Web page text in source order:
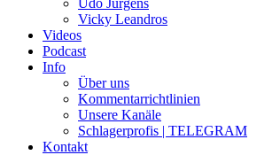
Udo Jürgens
Vicky Leandros
Videos
Podcast
Info
Über uns
Kommentarrichtlinien
Unsere Kanäle
Schlagerprofis | TELEGRAM
Kontakt